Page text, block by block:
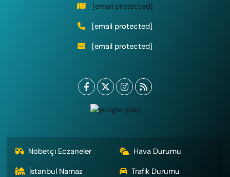
[email protected]
[email protected]
[email protected]
Nöbetçi Eczaneler
Hava Durumu
İstanbul Namaz
Trafik Durumu